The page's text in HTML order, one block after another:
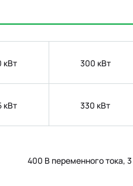
кВт 300 кВт
кВт 330 кВт
400 В переменного тока,